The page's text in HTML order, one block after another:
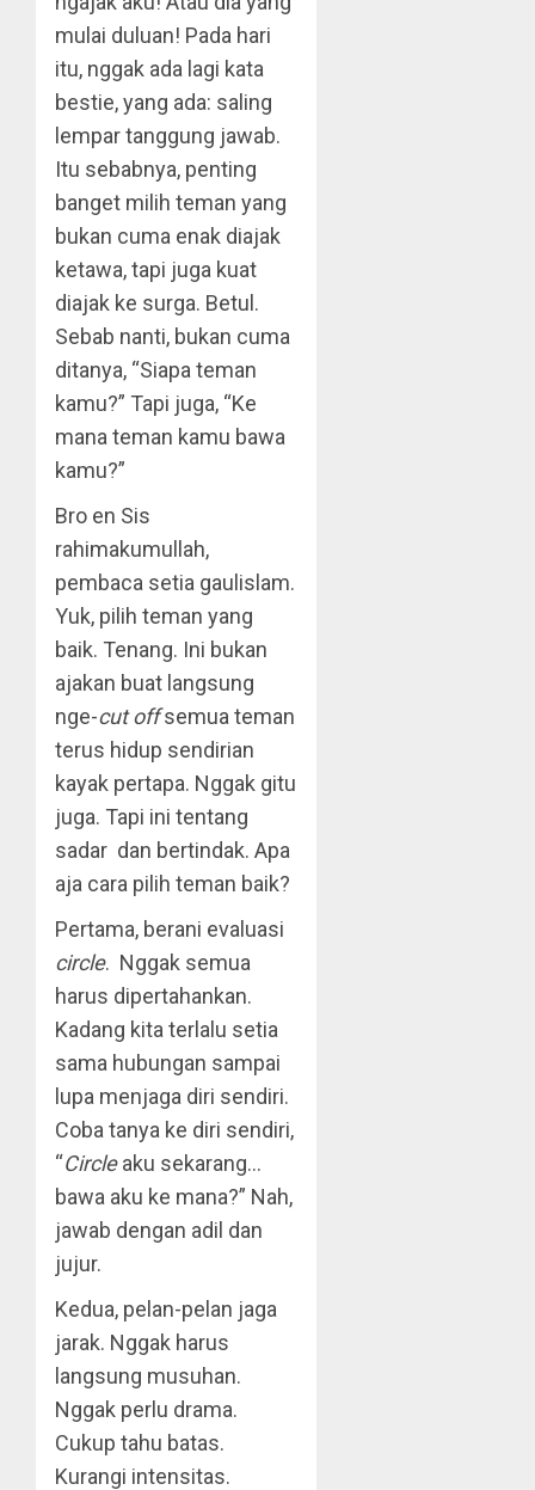
mulai duluan! Pada hari
itu, nggak ada lagi kata
bestie, yang ada: saling
lempar tanggung jawab.
Itu sebabnya, penting
banget milih teman yang
bukan cuma enak diajak
ketawa, tapi juga kuat
diajak ke surga. Betul.
Sebab nanti, bukan cuma
ditanya, “Siapa teman
kamu?” Tapi juga, “Ke
mana teman kamu bawa
kamu?”
Bro en Sis
rahimakumullah,
pembaca setia gaulislam.
Yuk, pilih teman yang
baik. Tenang. Ini bukan
ajakan buat langsung
nge-cut offsemua teman
terus hidup sendirian
kayak pertapa. Nggak gitu
juga. Tapi ini tentang
sadar dan bertindak. Apa
aja cara pilih teman baik?
Pertama, berani evaluasi
circle. Nggak semua
harus dipertahankan.
Kadang kita terlalu setia
sama hubungan sampai
lupa menjaga diri sendiri.
Coba tanya ke diri sendiri,
“Circleaku sekarang…
bawa aku ke mana?” Nah,
jawab dengan adil dan
jujur.
Kedua, pelan-pelan jaga
jarak. Nggak harus
langsung musuhan.
Nggak perlu drama.
Cukup tahu batas.
Kurangi intensitas.